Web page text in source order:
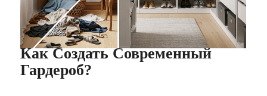
Как Создать Современный
Гардероб?